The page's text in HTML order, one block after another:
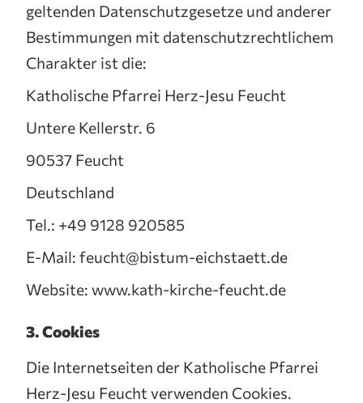
geltenden Datenschutzgesetze und anderer
Bestimmungen mit datenschutzrechtlichem
Charakter ist die:
Katholische Pfarrei Herz-Jesu Feucht
Untere Kellerstr. 6
90537 Feucht
Deutschland
Tel.: +49 9128 920585
E-Mail: feucht@bistum-eichstaett.de
Website: www.kath-kirche-feucht.de
3. Cookies
Die Internetseiten der Katholische Pfarrei
Herz-Jesu Feucht verwenden Cookies.